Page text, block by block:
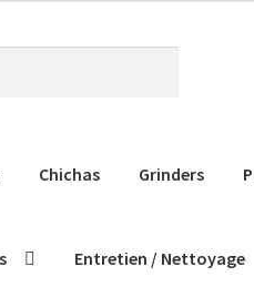
Chichas Grinders
Entretien / Nettoyage